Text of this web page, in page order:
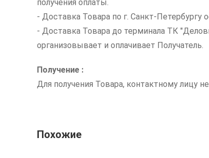
получения оплаты.
- Доставка Товара по г. Санкт-Петербургу
- Доставка Товара до терминала ТК
организовывает и оплачивает Получатель.
Получение :
Для получения Товара, контактному лицу
Похожие